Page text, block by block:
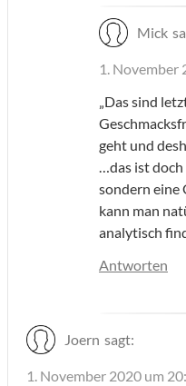
Mick
1. November
„Das sind
geht und
…das ist doch
sondern eine
kann man
analytisch
Antworten
Joern sagt:
1. November 2020 um